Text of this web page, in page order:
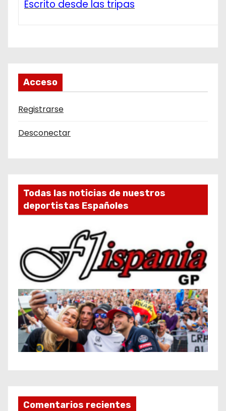
Escrito desde las tripas
Acceso
Registrarse
Desconectar
Todas las noticias de nuestros
deportistas Españoles
Comentarios recientes